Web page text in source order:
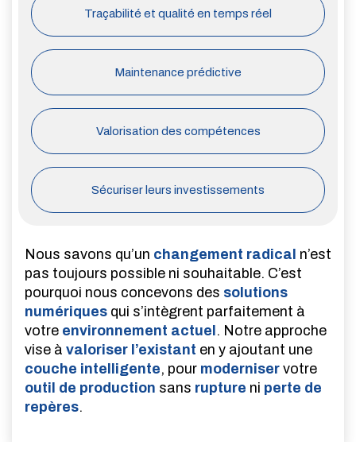
Traçabilité et qualité en temps réel
Maintenance prédictive
Valorisation des compétences
Sécuriser leurs investissements
Nous savons qu’un changement radical n’est
pas toujours possible ni souhaitable. C’est
pourquoi nous concevons des solutions
numériques qui s’intègrent parfaitement à
votre environnement actuel. Notre approche
vise à valoriser l’existant en y ajoutant une
couche intelligente, pour moderniser votre
outil de production sans rupture ni perte de
repères.